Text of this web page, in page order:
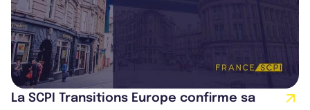
La SCPI Transitions Europe confirme sa